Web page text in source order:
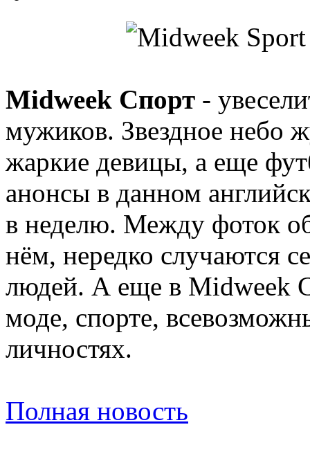
Midweek Спорт -
мужиков. Звездное небо
жаркие девицы, а еще
анонсы в данном
в неделю. Между фоток
нём, нередко случаются
людей. А еще в Midweek
моде, спорте,
личностях.
Полная новость